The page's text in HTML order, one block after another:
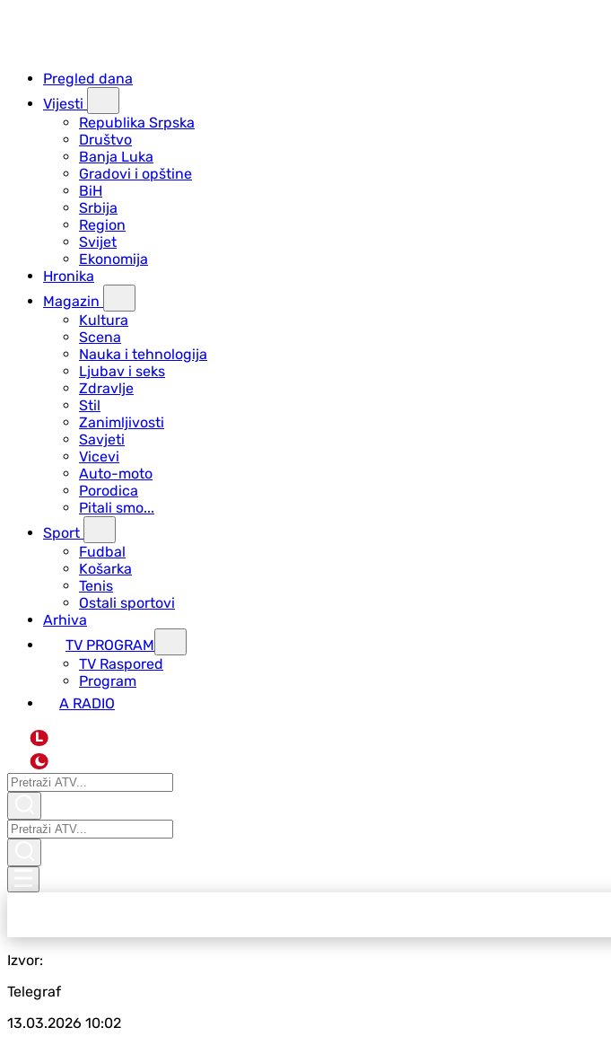
Pregled dana
Vijesti
Republika Srpska
Društvo
Banja Luka
Gradovi i opštine
BiH
Srbija
Region
Svijet
Ekonomija
Hronika
Magazin
Kultura
Scena
Nauka i tehnologija
Ljubav i seks
Zdravlje
Stil
Zanimljivosti
Savjeti
Vicevi
Auto-moto
Porodica
Pitali smo...
Sport
Fudbal
Košarka
Tenis
Ostali sportovi
Arhiva
TV PROGRAM
ТV Raspored
Program
A RADIO
L
Izvor:
Telegraf
13.03.2026 10:02